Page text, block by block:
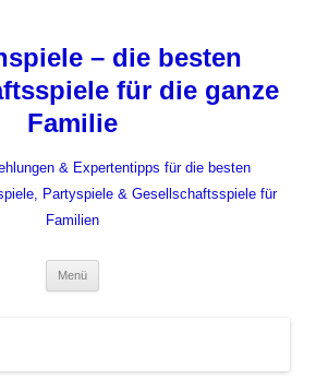
– die besten
für die ganze
Familie
& Expertentipps für die besten
Partyspiele & Gesellschaftsspiele für
Familien
Menü